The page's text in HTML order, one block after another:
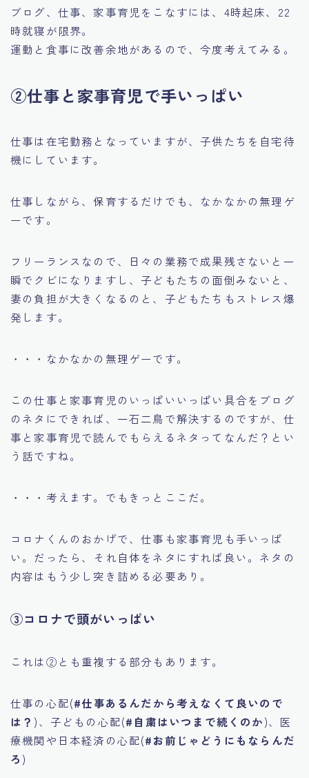
ブログ、仕事、家事育児をこなすには、4時起床、22
時就寝が限界。
運動と食事に改善余地があるので、今度考えてみる。
②仕事と家事育児で手いっぱい
仕事は在宅勤務となっていますが、子供たちを自宅待
機にしています。
仕事しながら、保育するだけでも、なかなかの無理ゲ
ーです。
フリーランスなので、日々の業務で成果残さないと一
瞬でクビになりますし、子どもたちの面倒みないと、
妻の負担が大きくなるのと、子どもたちもストレス爆
発します。
・・・なかなかの無理ゲーです。
この仕事と家事育児のいっぱいいっぱい具合をブログ
のネタにできれば、一石二鳥で解決するのですが、仕
事と家事育児で読んでもらえるネタってなんだ？とい
う話ですね。
・・・考えます。でもきっとここだ。
コロナくんのおかげで、仕事も家事育児も手いっぱ
い。だったら、それ自体をネタにすれば良い。ネタの
内容はもう少し突き詰める必要あり。
③コロナで頭がいっぱい
これは②とも重複する部分もあります。
仕事の心配(#仕事あるんだから考えなくて良いので
は？ )、子どもの心配(#自粛はいつまで続くのか)、医
療機関や日本経済の心配(#お前じゃどうにもならんだ
ろ )